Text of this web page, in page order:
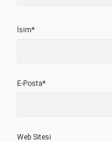
İsim*
E-Posta*
Web Sitesi